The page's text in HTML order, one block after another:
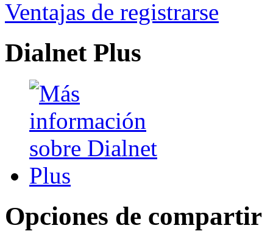
Ventajas de registrarse
Dialnet Plus
Opciones de compartir